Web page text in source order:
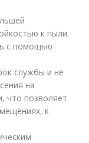
к пыли.
с помощью
службы и не
на
что позволяет
к